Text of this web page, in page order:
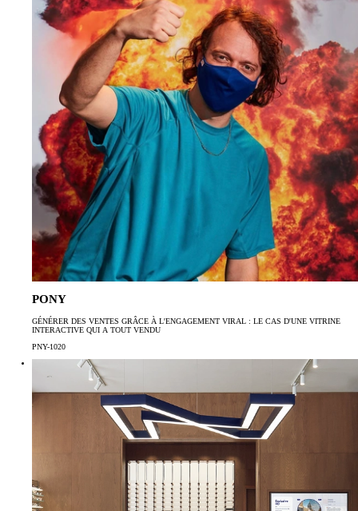
PONY
GÉNÉRER DES VENTES GRÂCE À L'ENGAGEMENT VIRAL : LE CAS D'UNE VITRINE
INTERACTIVE QUI A TOUT VENDU
PNY-1020